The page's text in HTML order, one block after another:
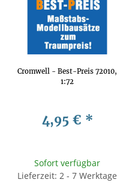
Cromwell - Best-Preis 72010,
1:72
4,95 € *
Sofort verfügbar
Lieferzeit: 2 - 7 Werktage